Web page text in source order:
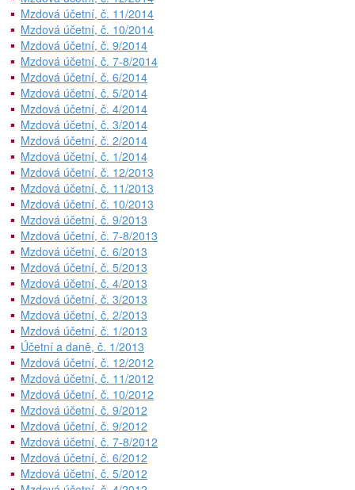
Mzdová účetní, č. 11/2014
Mzdová účetní, č. 10/2014
Mzdová účetní, č. 9/2014
Mzdová účetní, č. 7-8/2014
Mzdová účetní, č. 6/2014
Mzdová účetní, č. 5/2014
Mzdová účetní, č. 4/2014
Mzdová účetní, č. 3/2014
Mzdová účetní, č. 2/2014
Mzdová účetní, č. 1/2014
Mzdová účetní, č. 12/2013
Mzdová účetní, č. 11/2013
Mzdová účetní, č. 10/2013
Mzdová účetní, č. 9/2013
Mzdová účetní, č. 7-8/2013
Mzdová účetní, č. 6/2013
Mzdová účetní, č. 5/2013
Mzdová účetní, č. 4/2013
Mzdová účetní, č. 3/2013
Mzdová účetní, č. 2/2013
Mzdová účetní, č. 1/2013
Účetní a daně, č. 1/2013
Mzdová účetní, č. 12/2012
Mzdová účetní, č. 11/2012
Mzdová účetní, č. 10/2012
Mzdová účetní, č. 9/2012
Mzdová účetní, č. 9/2012
Mzdová účetní, č. 7-8/2012
Mzdová účetní, č. 6/2012
Mzdová účetní, č. 5/2012